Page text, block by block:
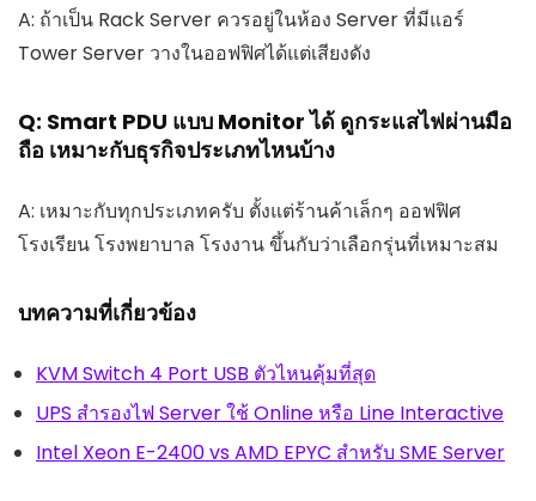
A: ถ้าเป็น Rack Server ควรอยู่ในห้อง Server ที่มีแอร์
Tower Server วางในออฟฟิศได้แต่เสียงดัง
Q: Smart PDU แบบ Monitor ได้ ดูกระแสไฟผ่านมือ
ถือ เหมาะกับธุรกิจประเภทไหนบ้าง
A: เหมาะกับทุกประเภทครับ ตั้งแต่ร้านค้าเล็กๆ ออฟฟิศ
โรงเรียน โรงพยาบาล โรงงาน ขึ้นกับว่าเลือกรุ่นที่เหมาะสม
บทความที่เกี่ยวข้อง
KVM Switch 4 Port USB ตัวไหนคุ้มที่สุด
UPS สำรองไฟ Server ใช้ Online หรือ Line Interactive
Intel Xeon E-2400 vs AMD EPYC สำหรับ SME Server